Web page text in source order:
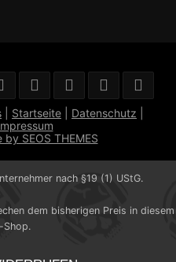
Startseite Datenschutz
SEOS THEMES
nach §19 (1) UStG.
dem bisherigen Preis in diesem
Shop.